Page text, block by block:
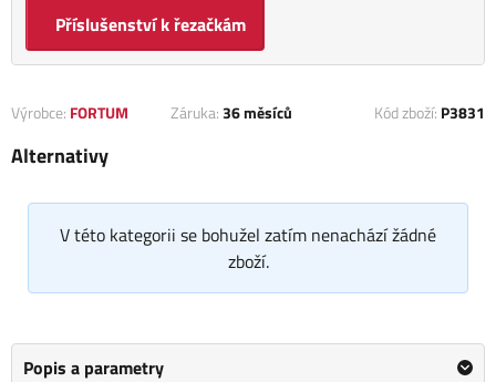
Příslušenství k řezačkám
Výrobce: FORTUM Záruka:36 měsíců Kód zboží: P3831
Alternativy
V této kategorii se bohužel zatím nenachází žádné
zboží.
Popis a parametry